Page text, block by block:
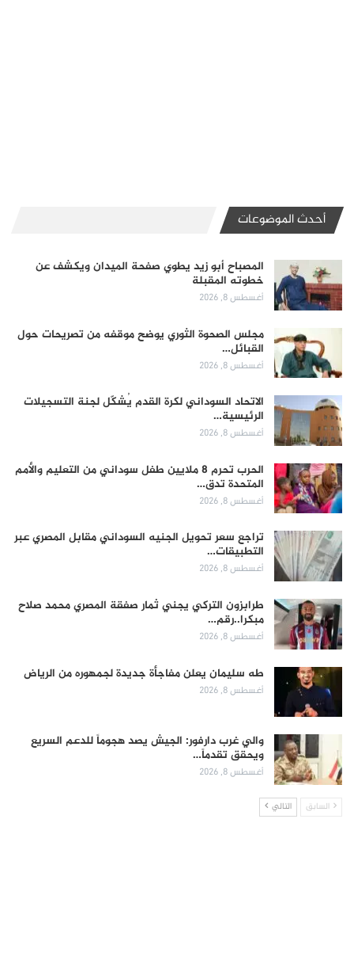
أحدث الموضوعات
المصباح أبو زيد يطوي صفحة الميدان ويكشف عن
خطوته المقبلة
أغسطس 8, 2026
مجلس الصحوة الثوري يوضح موقفه من تصريحات حول
القبائل…
أغسطس 8, 2026
الاتحاد السوداني لكرة القدم يُشكّل لجنة التسجيلات
الرئيسية…
أغسطس 8, 2026
الحرب تحرم 8 ملايين طفل سوداني من التعليم والأمم
المتحدة تدق…
أغسطس 8, 2026
تراجع سعر تحويل الجنيه السوداني مقابل المصري عبر
التطبيقات…
أغسطس 8, 2026
طرابزون التركي يجني ثمار صفقة المصري محمد صلاح
مبكرا..رقم…
أغسطس 8, 2026
طه سليمان يعلن مفاجأة جديدة لجمهوره من الرياض
أغسطس 8, 2026
والي غرب دارفور: الجيش يصد هجوماً للدعم السريع
ويحقق تقدماً…
أغسطس 8, 2026
السابق التالي